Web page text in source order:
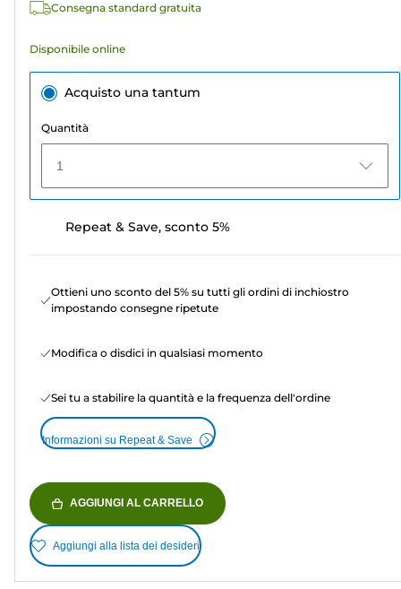
Consegna standard gratuita
Disponibile online
Acquisto una tantum
Quantità
1
Repeat & Save, sconto 5%
Ottieni uno sconto del 5% su tutti gli ordini di inchiostro
impostando consegne ripetute
Modifica o disdici in qualsiasi momento
Sei tu a stabilire la quantità e la frequenza dell'ordine
Informazioni su Repeat & Save
AGGIUNGI AL CARRELLO
Aggiungi alla lista dei desideri